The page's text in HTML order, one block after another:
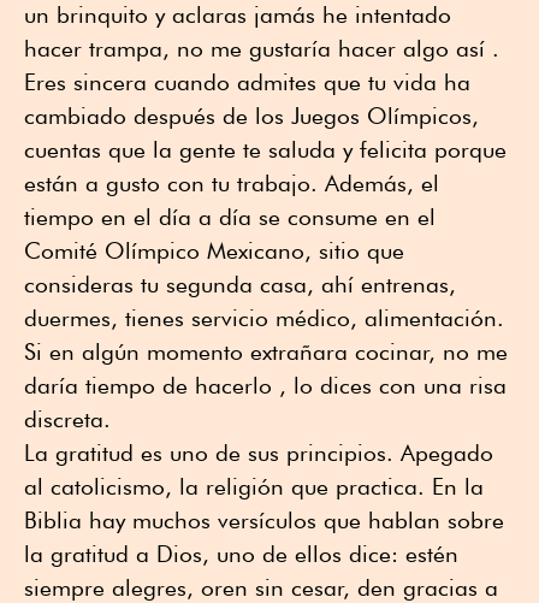
un brinquito y aclaras jamás he intentado
hacer trampa, no me gustaría hacer algo así .
Eres sincera cuando admites que tu vida ha
cambiado después de los Juegos Olímpicos,
cuentas que la gente te saluda y felicita porque
están a gusto con tu trabajo. Además, el
tiempo en el día a día se consume en el
Comité Olímpico Mexicano, sitio que
consideras tu segunda casa, ahí entrenas,
duermes, tienes servicio médico, alimentación.
Si en algún momento extrañara cocinar, no me
daría tiempo de hacerlo , lo dices con una risa
discreta.
La gratitud es uno de sus principios. Apegado
al catolicismo, la religión que practica. En la
Biblia hay muchos versículos que hablan sobre
la gratitud a Dios, uno de ellos dice: estén
siempre alegres, oren sin cesar, den gracias a